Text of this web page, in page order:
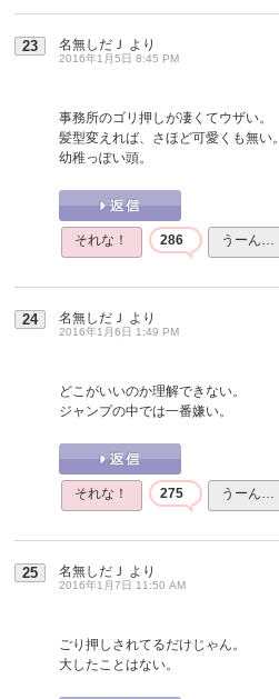
23 名無しだＪ より
2016年1月5日 8:45 PM
事務所のゴリ押しが凄くてウザい。
髪型変えれば、さほど可愛くも無い。
幼稚っぽい頭。
それな！ 286 うーん…
24 名無しだＪ より
2016年1月6日 1:49 PM
どこがいいのか理解できない。
ジャンプの中では一番嫌い。
それな！ 275 うーん…
25 名無しだＪ より
2016年1月7日 11:50 AM
ごり押しされてるだけじゃん。
大したことはない。